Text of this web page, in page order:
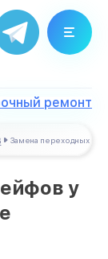
ремонт
Замена переходных
у